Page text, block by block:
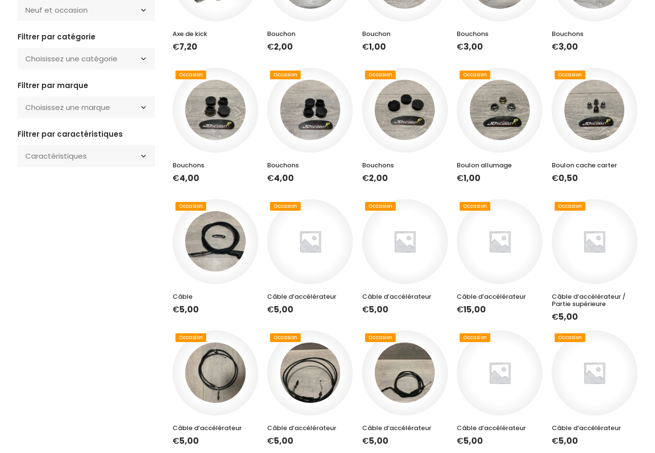
Filtrer par catégorie
Filtrer par marque
Filtrer par caractéristiques
Axe de kick
€7,20
Bouchon
€2,00
Bouchon
€1,00
Bouchons
€3,00
Bouchons
€3,00
Bouchons
€4,00
Occasion
Bouchons
€4,00
Occasion
Bouchons
€2,00
Occasion
Boulon allumage
€1,00
Occasion
Boulon cache carter
€0,50
Occasion
Câble
€5,00
Occasion
Câble d’accélérateur
€5,00
Occasion
Câble d’accélérateur
€5,00
Occasion
Câble d’accélérateur
€15,00
Occasion
Câble d’accélérateur /
Partie supérieure
€5,00
Occasion
Câble d’accélérateur
€5,00
Occasion
Câble d’accélérateur
€5,00
Occasion
Câble d’accélérateur
€5,00
Occasion
Câble d’accélérateur
€5,00
Occasion
Câble d’accélérateur
€5,00
Occasion